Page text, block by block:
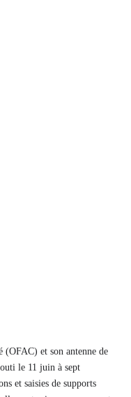
et son antenne de
le 11 juin à sept
et saisies de supports